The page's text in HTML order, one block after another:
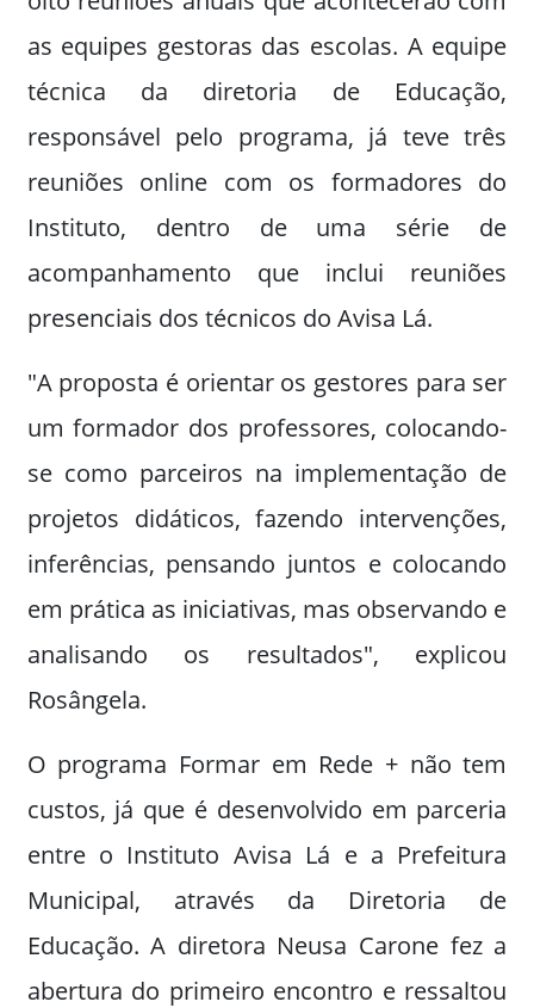
as equipes gestoras das escolas. A equipe
técnica da diretoria de Educação,
responsável pelo programa, já teve três
reuniões online com os formadores do
Instituto, dentro de uma série de
acompanhamento que inclui reuniões
presenciais dos técnicos do Avisa Lá.
"A proposta é orientar os gestores para ser
um formador dos professores, colocando-
se como parceiros na implementação de
projetos didáticos, fazendo intervenções,
inferências, pensando juntos e colocando
em prática as iniciativas, mas observando e
analisando os resultados", explicou
Rosângela.
O programa Formar em Rede + não tem
custos, já que é desenvolvido em parceria
entre o Instituto Avisa Lá e a Prefeitura
Municipal, através da Diretoria de
Educação. A diretora Neusa Carone fez a
abertura do primeiro encontro e ressaltou